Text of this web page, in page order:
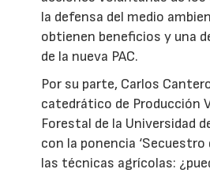
la defensa del medio
obtienen beneficios y una
de la nueva PAC.
Por su parte, Carlos
catedrático de Producción
Forestal de la Universidad
con la ponencia
las técnicas agrícolas: